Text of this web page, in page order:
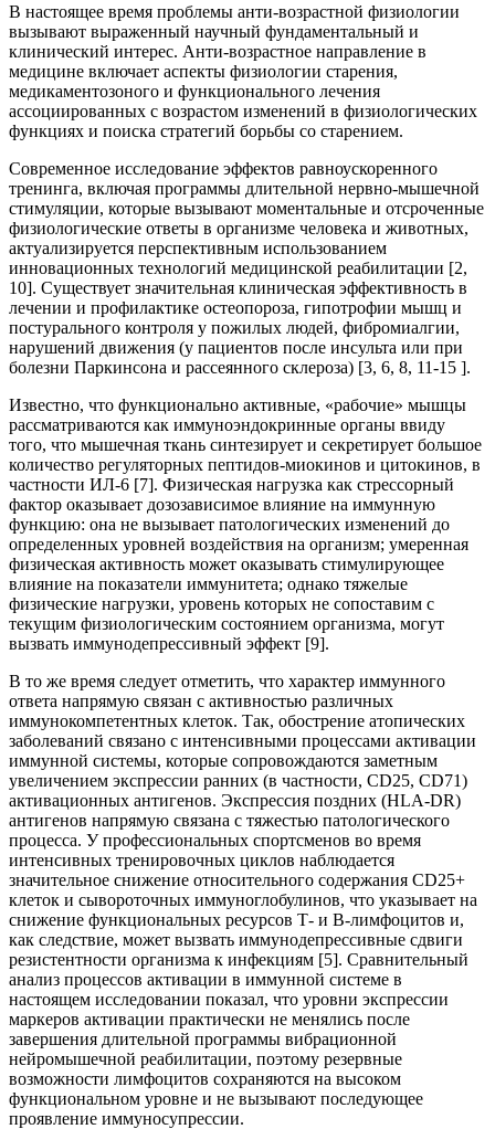
В настоящее время проблемы анти-возрастной физиологии
вызывают выраженный научный фундаментальный и
клинический интерес. Анти-возрастное направление в
медицине включает аспекты физиологии старения,
медикаментозоного и функционального лечения
ассоциированных с возрастом изменений в физиологических
функциях и поиска стратегий борьбы со старением.
Современное исследование эффектов равноускоренного
тренинга, включая программы длительной нервно-мышечной
стимуляции, которые вызывают моментальные и отсроченные
физиологические ответы в организме человека и животных,
актуализируется перспективным использованием
инновационных технологий медицинской реабилитации [2,
10]. Существует значительная клиническая эффективность в
лечении и профилактике остеопороза, гипотрофии мышц и
постурального контроля у пожилых людей, фибромиалгии,
нарушений движения (у пациентов после инсульта или при
болезни Паркинсона и рассеянного склероза) [3, 6, 8, 11-15 ].
Известно, что функционально активные, «рабочие» мышцы
рассматриваются как иммуноэндокринные органы ввиду
того, что мышечная ткань синтезирует и секретирует большое
количество регуляторных пептидов-миокинов и цитокинов, в
частности ИЛ-6 [7]. Физическая нагрузка как стрессорный
фактор оказывает дозозависимое влияние на иммунную
функцию: она не вызывает патологических изменений до
определенных уровней воздействия на организм; умеренная
физическая активность может оказывать стимулирующее
влияние на показатели иммунитета; однако тяжелые
физические нагрузки, уровень которых не сопоставим с
текущим физиологическим состоянием организма, могут
вызвать иммунодепрессивный эффект [9].
В то же время следует отметить, что характер иммунного
ответа напрямую связан с активностью различных
иммунокомпетентных клеток. Так, обострение атопических
заболеваний связано с интенсивными процессами активации
иммунной системы, которые сопровождаются заметным
увеличением экспрессии ранних (в частности, CD25, CD71)
активационных антигенов. Экспрессия поздних (HLA-DR)
антигенов напрямую связана с тяжестью патологического
процесса. У профессиональных спортсменов во время
интенсивных тренировочных циклов наблюдается
значительное снижение относительного содержания CD25+
клеток и сывороточных иммуноглобулинов, что указывает на
снижение функциональных ресурсов Т- и В-лимфоцитов и,
как следствие, может вызвать иммунодепрессивные сдвиги
резистентности организма к инфекциям [5]. Сравнительный
анализ процессов активации в иммунной системе в
настоящем исследовании показал, что уровни экспрессии
маркеров активации практически не менялись после
завершения длительной программы вибрационной
нейромышечной реабилитации, поэтому резервные
возможности лимфоцитов сохраняются на высоком
функциональном уровне и не вызывают последующее
проявление иммуносупрессии.